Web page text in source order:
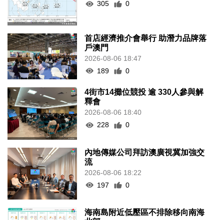
305
0
首店經濟推介會舉行 助潛力品牌落
戶澳門
2026-08-06 18:47
189
0
4街市14攤位競投 逾 330人參與解
釋會
2026-08-06 18:40
228
0
內地傳媒公司拜訪澳廣視冀加強交
流
2026-08-06 18:22
197
0
海南島附近低壓區不排除移向南海